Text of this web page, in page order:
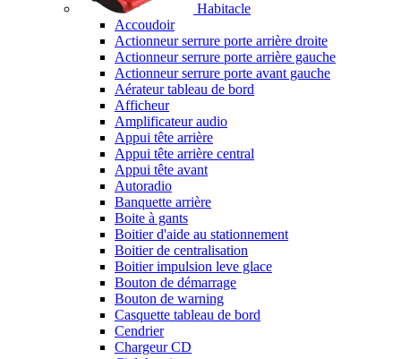
Habitacle
Accoudoir
Actionneur serrure porte arrière droite
Actionneur serrure porte arrière gauche
Actionneur serrure porte avant gauche
Aérateur tableau de bord
Afficheur
Amplificateur audio
Appui tête arrière
Appui tête arrière central
Appui tête avant
Autoradio
Banquette arrière
Boite à gants
Boitier d'aide au stationnement
Boitier de centralisation
Boitier impulsion leve glace
Bouton de démarrage
Bouton de warning
Casquette tableau de bord
Cendrier
Chargeur CD